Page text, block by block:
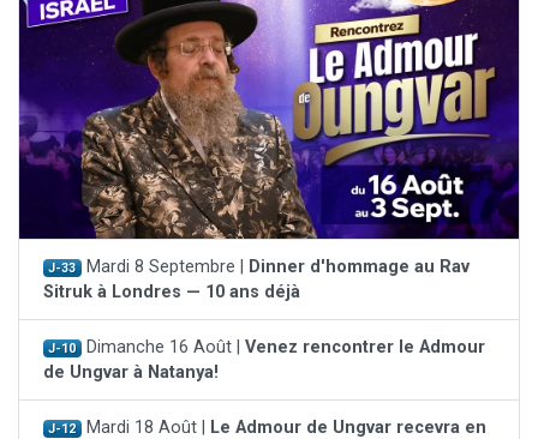
J-33 Mardi 8 Septembre |
Dinner d'hommage au Rav
Sitruk à Londres — 10 ans déjà
J-10 Dimanche 16 Août | Venez rencontrer le Admour
de Ungvar à Natanya!
J-12 Mardi 18 Août |
Le Admour de Ungvar recevra en